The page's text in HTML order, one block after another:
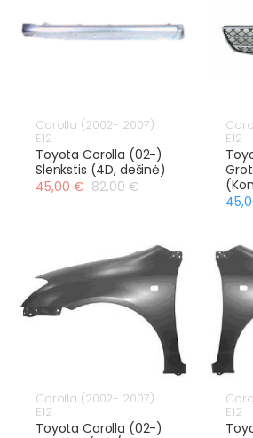
Corolla (2002- 2007)
E12
Toyota Corolla (02-)
Slenkstis (4D, dešinė)
45,00 € 82,00 €
E12
Corolla (2002- 2007)
E12
Toyota Corolla (02-)
E12